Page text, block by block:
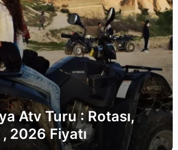
Atv Turu : Rotası,
2026 Fiyatı